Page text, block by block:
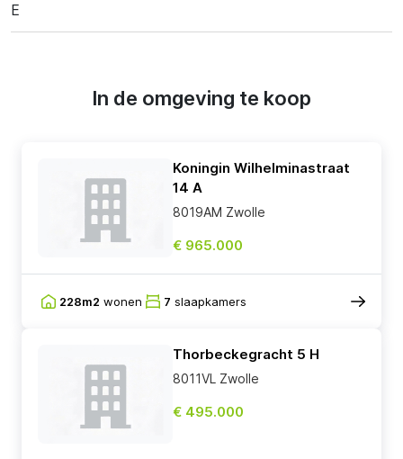
E
In de omgeving te koop
Koningin Wilhelminastraat
14 A
8019AM Zwolle
€ 965.000
228m2 wonen 7 slaapkamers
Thorbeckegracht 5 H
8011VL Zwolle
€ 495.000